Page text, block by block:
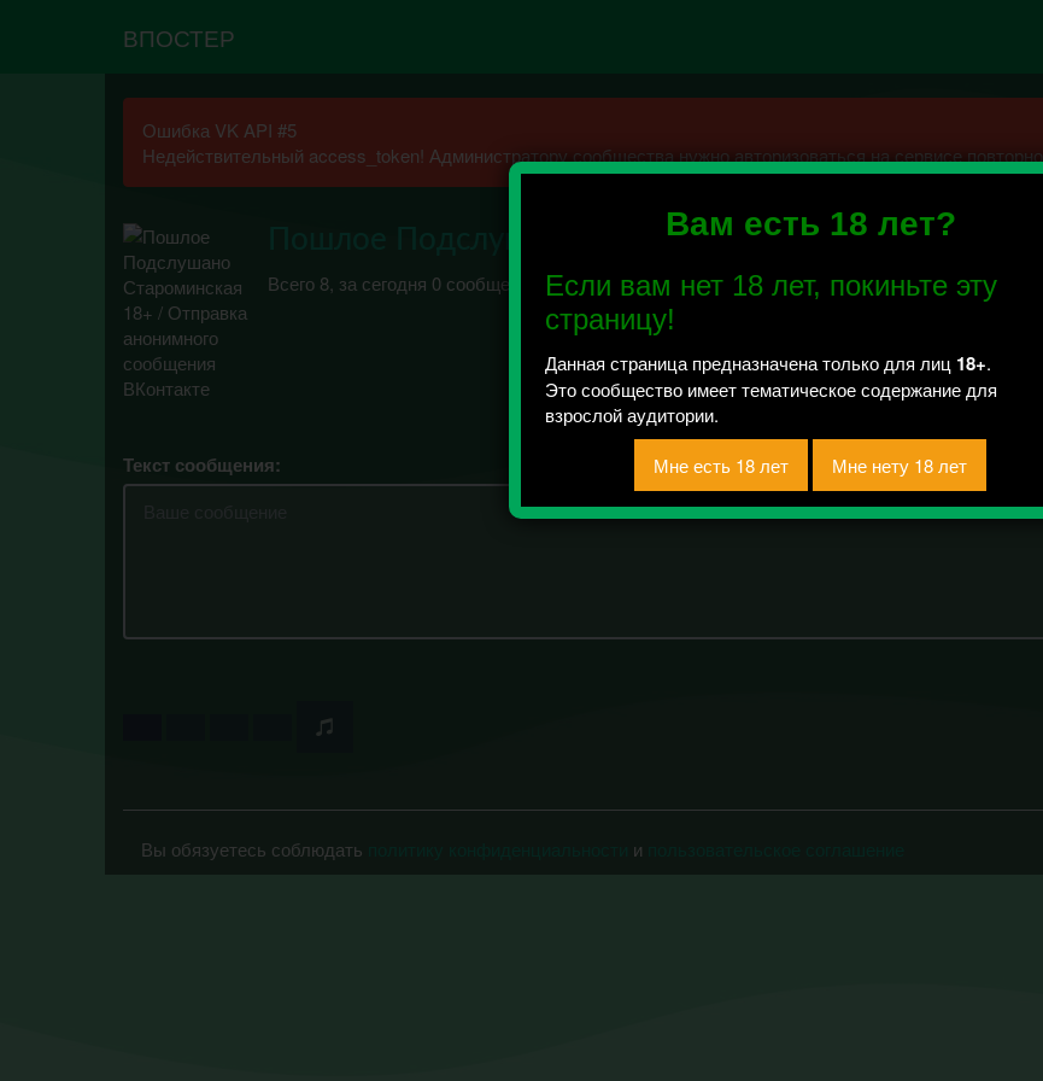
Вам есть 18 лет?
Если вам нет 18 лет, покиньте эту
страницу!
Данная страница предназначена только для лиц 18+.
Это сообщество имеет тематическое содержание для
взрослой аудитории.
ВПОСТЕР
Ошибка VK API #5
Недействительный access_token! Администратору сообщества нужно авторизоваться на сервисе повторно.
Пошлое Подслушано Староминская 18+
Всего 8, за сегодня 0 сообщений отправлено / Рейтинг 0
Текст сообщения:
Вы обязуетесь соблюдать и